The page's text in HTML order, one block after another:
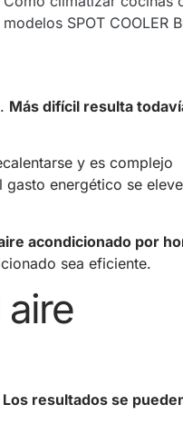
modelos SPOT COOLER
Más difícil resulta
y es complejo
gasto energético se
acondicionado por
sea eficiente.
Los resultados se